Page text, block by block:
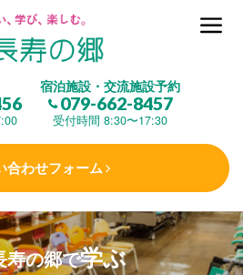
宿泊施設・交流施設予約
079-662-8457
受付時間 8:30〜17:30
合わせフォーム
寿の郷で学ぶ